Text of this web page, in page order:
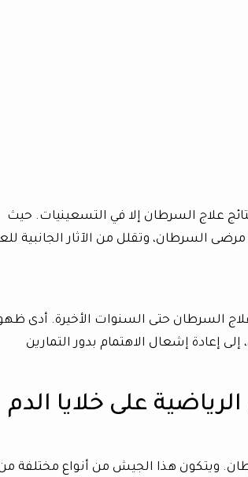
علاج السرطان إلا في التسعينيات. حيث
السرطان، وتقلل من الآثار الجانبية
السرطان حتى السنوات الأخيرة. أدى
إعادة إشعال الاهتمام بدور التمارين
على خلايا الدم
ويتكون هذا الجيش من أنواع مختلفة